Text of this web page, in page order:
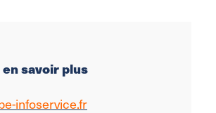
savoir plus
infoservice.fr